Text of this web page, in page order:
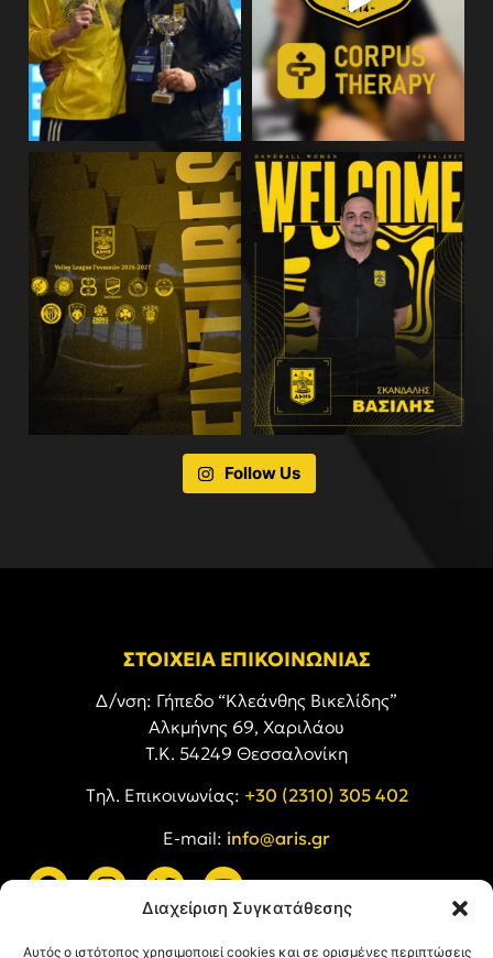
Διαχείριση Συγκατάθεσης
Αυτός ο ιστότοπος χρησιμοποιεί cookies και σε ορισμένες περιπτώσεις
Follow Us
ΣΤΟΙΧΕΙΑ ΕΠΙΚΟΙΝΩΝΙΑΣ
Δ/νση: Γήπεδο “Κλεάνθης Βικελίδης”
Αλκμήνης 69, Χαριλάου
Τ.Κ. 54249 Θεσσαλονίκη
Tηλ. Επικοινωνίας: +30 (2310) 305 402
E-mail: info@aris.gr